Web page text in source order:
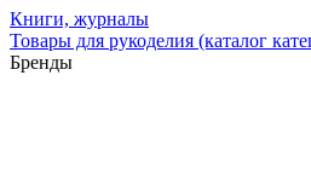
Книги, журналы
Товары для рукоделия (каталог
Бренды